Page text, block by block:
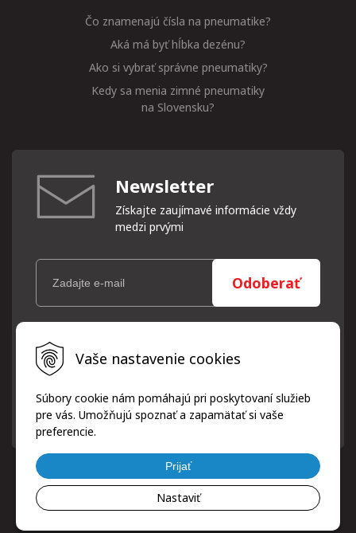
Vaše nastavenie cookies
Súbory cookie nám pomáhajú pri poskytovaní služieb
pre vás. Umožňujú spoznať a zapamätať si vaše
preferencie.
Prijať
Nastaviť
Čo znamenajú čísla na pneumatike?
Aká má byť hĺbka dezénu?
Ako si vybrať správne pneumatiky?
Kedy sa menia zimné pneumatiky
na Slovensku?
Newsletter
Získajte zaujímavé informácie vždy
medzi prvými
Odoberať
Vaše osobné údaje (email) budeme spracovávať len za týmto
účelom v súlade s platnou legislatívou a zásadami ochrany
osobných údajov. Súhlas potvrdíte kliknutím na odkaz, ktorý
písomne, emailom alebo kliknutím na odkaz z ktoréhokoľvek
informačného emailu.
© 2026 ProfiPneuServis!